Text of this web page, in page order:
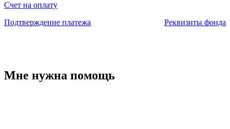
Счет на оплату
Подтверждение платежа
Реквизиты фонда
Мне нужна помощь